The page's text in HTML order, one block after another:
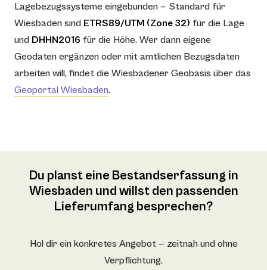
Lagebezugssysteme eingebunden — Standard für
Wiesbaden sind ETRS89/UTM (Zone 32) für die Lage
und DHHN2016 für die Höhe. Wer dann eigene
Geodaten ergänzen oder mit amtlichen Bezugsdaten
arbeiten will, findet die Wiesbadener Geobasis über das
Geoportal Wiesbaden.
Du planst eine Bestandserfassung in
Wiesbaden und willst den passenden
Lieferumfang besprechen?
Hol dir ein konkretes Angebot — zeitnah und ohne
Verpflichtung.